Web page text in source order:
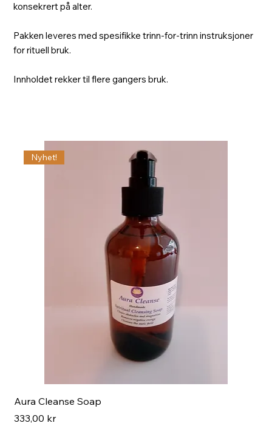
konsekrert på alter.
Pakken leveres med spesifikke trinn-for-trinn instruksjoner
for rituell bruk.
Innholdet rekker til flere gangers bruk.
Nyhet!
Aura Cleanse Soap
Pris
333,00 kr